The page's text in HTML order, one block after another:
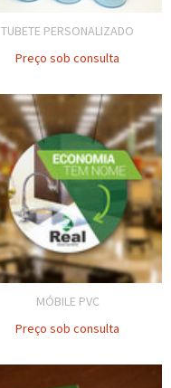
TUBETE PERSONALIZADO
Preço sob consulta
MÓBILE PVC
Preço sob consulta